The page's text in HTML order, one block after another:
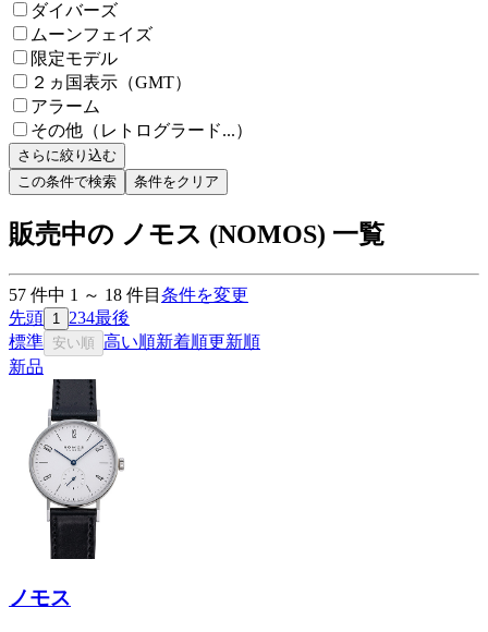
ダイバーズ
ムーンフェイズ
限定モデル
２ヵ国表示（GMT）
アラーム
その他（レトログラード...）
さらに絞り込む
この条件で検索
条件をクリア
販売中の ノモス (NOMOS) 一覧
57 件中 1 ～ 18 件目 条件を変更
先頭 1 234最後
標準 安い順 高い順新着順更新順
新品
ノモス